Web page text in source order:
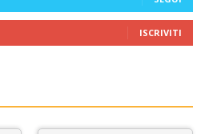
ISCRIVITI